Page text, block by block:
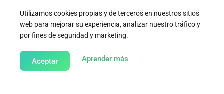
Download
Utilizamos cookies propias y de terceros en nuestros sitios
web para mejorar su experiencia, analizar nuestro tráfico y
por fines de seguridad y marketing.
Aceptar Aprender más